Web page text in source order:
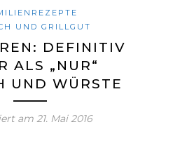
UND GRILLGUT
DEFINITIV
ALS „NUR“
UND WÜRSTE
am 21. Mai 2016